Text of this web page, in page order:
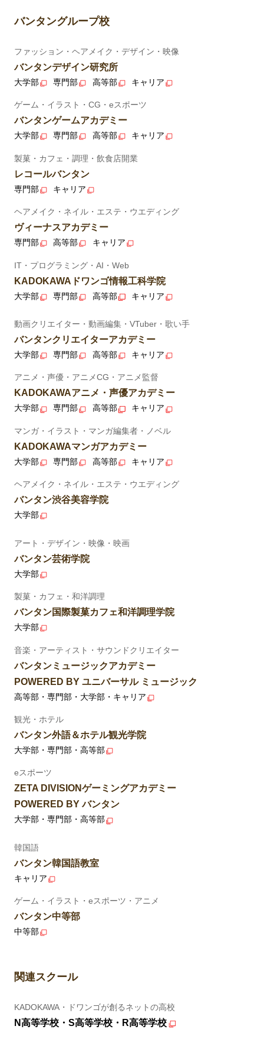
バンタングループ校
ファッション・ヘアメイク・デザイン・映像
バンタンデザイン研究所
大学部 専門部 高等部 キャリア
ゲーム・イラスト・CG・eスポーツ
バンタンゲームアカデミー
大学部 専門部 高等部 キャリア
製菓・カフェ・調理・飲食店開業
レコールバンタン
専門部 キャリア
ヘアメイク・ネイル・エステ・ウエディング
ヴィーナスアカデミー
専門部 高等部 キャリア
IT・プログラミング・AI・Web
KADOKAWAドワンゴ情報工科学院
大学部 専門部 高等部 キャリア
動画クリエイター・動画編集・VTuber・歌い手
バンタンクリエイターアカデミー
大学部 専門部 高等部 キャリア
アニメ・声優・アニメCG・アニメ監督
KADOKAWAアニメ・声優アカデミー
大学部 専門部 高等部 キャリア
マンガ・イラスト・マンガ編集者・ノベル
KADOKAWAマンガアカデミー
大学部 専門部 高等部 キャリア
ヘアメイク・ネイル・エステ・ウエディング
バンタン渋谷美容学院
大学部
アート・デザイン・映像・映画
バンタン芸術学院
大学部
製菓・カフェ・和洋調理
バンタン国際製菓カフェ和洋調理学院
大学部
音楽・アーティスト・サウンドクリエイター
バンタンミュージックアカデミー
POWERED BY ユニバーサル ミュージック
高等部・専門部・大学部・キャリア
観光・ホテル
バンタン外語＆ホテル観光学院
大学部・専門部・高等部
eスポーツ
ZETA DIVISIONゲーミングアカデミー
POWERED BY バンタン
大学部・専門部・高等部
韓国語
バンタン韓国語教室
キャリア
ゲーム・イラスト・eスポーツ・アニメ
バンタン中等部
中等部
関連スクール
KADOKAWA・ドワンゴが創るネットの高校
N高等学校・S高等学校・R高等学校